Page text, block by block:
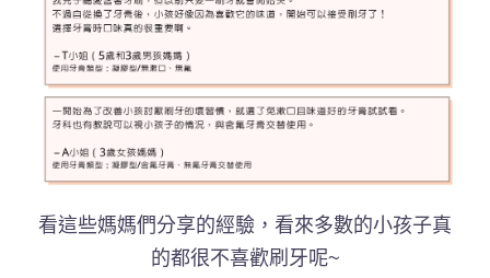
看這些媽媽們分享的經驗，看來多數的小孩子真
的都很不喜歡刷牙呢~